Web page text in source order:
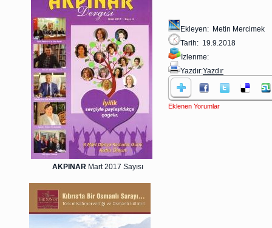
AKPINAR Mart 2017 Sayısı
Ekleyen: Metin Mercimek
Tarih: 19.9.2018
İzlenme:
Yazdır:Yazdır
Eklenen Yorumlar